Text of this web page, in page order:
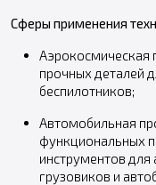
Сферы применения
Аэрокосмическая
прочных деталей
беспилотников;
Автомобильная
функциональных
инструментов
грузовиков и